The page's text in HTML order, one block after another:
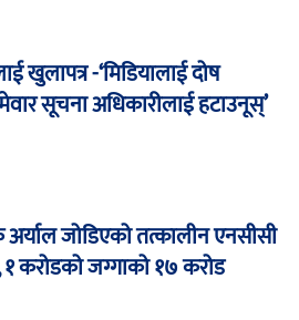
खुलापत्र -‘मिडियालाई दोष
सूचना अधिकारीलाई हटाउनूस्’
जोडिएको तत्कालीन एनसीसी
करोडको जग्गाको १७ करोड